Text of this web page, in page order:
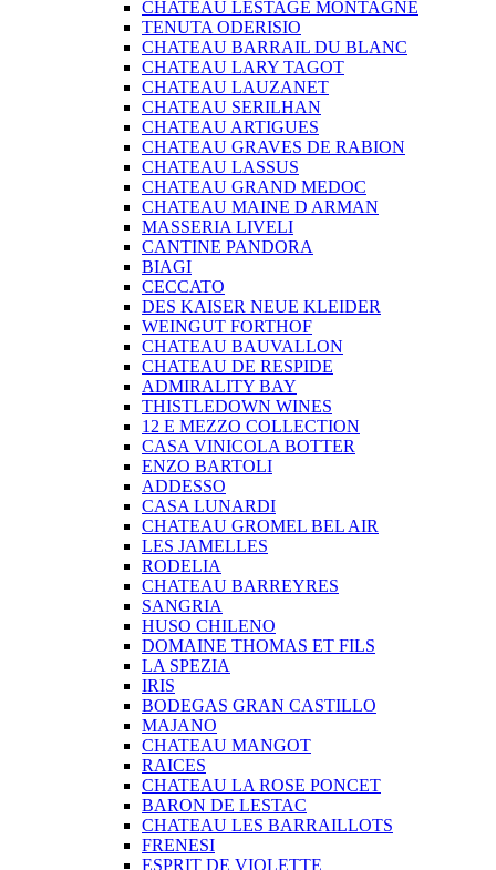
CHATEAU LESTAGE MONTAGNE
TENUTA ODERISIO
CHATEAU BARRAIL DU BLANC
CHATEAU LARY TAGOT
CHATEAU LAUZANET
CHATEAU SERILHAN
CHATEAU ARTIGUES
CHATEAU GRAVES DE RABION
CHATEAU LASSUS
CHATEAU GRAND MEDOC
CHATEAU MAINE D ARMAN
MASSERIA LIVELI
CANTINE PANDORA
BIAGI
CECCATO
DES KAISER NEUE KLEIDER
WEINGUT FORTHOF
CHATEAU BAUVALLON
CHATEAU DE RESPIDE
ADMIRALITY BAY
THISTLEDOWN WINES
12 E MEZZO COLLECTION
CASA VINICOLA BOTTER
ENZO BARTOLI
ADDESSO
CASA LUNARDI
CHATEAU GROMEL BEL AIR
LES JAMELLES
RODELIA
CHATEAU BARREYRES
SANGRIA
HUSO CHILENO
DOMAINE THOMAS ET FILS
LA SPEZIA
IRIS
BODEGAS GRAN CASTILLO
MAJANO
CHATEAU MANGOT
RAICES
CHATEAU LA ROSE PONCET
BARON DE LESTAC
CHATEAU LES BARRAILLOTS
FRENESI
ESPRIT DE VIOLETTE